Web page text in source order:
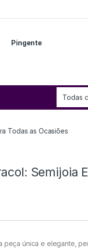
Pingente
Todas as Ocasiões
Semijoia
peça única e elegante,